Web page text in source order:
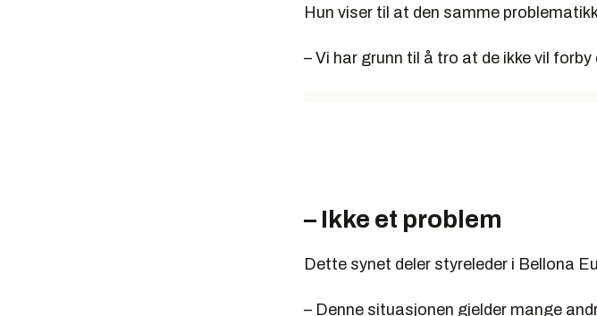
Hun viser til at den samme
– Vi har grunn til å tro at de ikke vil
– Ikke et problem
Dette synet deler styreleder i Bellona
– Denne situasjonen gjelder mange